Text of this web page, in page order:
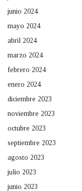
junio 2024
mayo 2024
abril 2024
marzo 2024
febrero 2024
enero 2024
diciembre 2023
noviembre 2023
octubre 2023
septiembre 2023
agosto 2023
julio 2023
junio 2023